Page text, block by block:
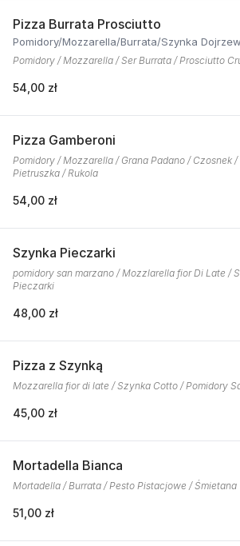
Pizza Burrata Prosciutto
Pomidory/Mozzarella/Burrata/Szynka
Pomidory / Mozzarella / Ser Burrata / Prosciutto
54,00 zł
Pizza Gamberoni
Pomidory / Mozzarella / Grana Padano / Czosnek
Pietruszka / Rukola
54,00 zł
Szynka Pieczarki
pomidory san marzano / Mozzlarella fior Di Late /
Pieczarki
48,00 zł
Pizza z Szynką
Mozzarella fior di late / Szynka Cotto / Pomidory
45,00 zł
Mortadella Bianca
Mortadella / Burrata / Pesto Pistacjowe / Śmietana
51,00 zł